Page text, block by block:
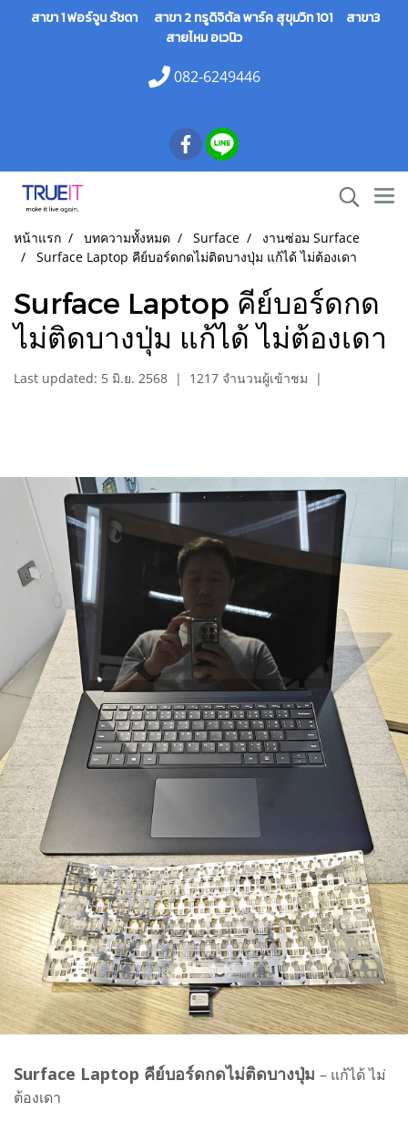
สาขา 1 ฟอร์จูน รัชดา สาขา 2 ทรูดิจิตัล พาร์ค สุขุมวิท 101 สาขา3
สายไหม อเวนิว
082-6249446
หน้าแรก บทความทั้งหมด Surface
งานซ่อม Surface
Surface Laptop คีย์บอร์ดกดไม่ติดบางปุ่ม แก้ได้ ไม่ต้องเดา
Surface Laptop คีย์บอร์ดกด
ไม่ติดบางปุ่ม แก้ได้ ไม่ต้องเดา
Last updated: 5 มิ.ย. 2568 | 1217 จำนวนผู้เข้าชม |
Surface Laptop คีย์บอร์ดกดไม่ติดบางปุ่ม – แก้ได้ ไม่
ต้องเดา